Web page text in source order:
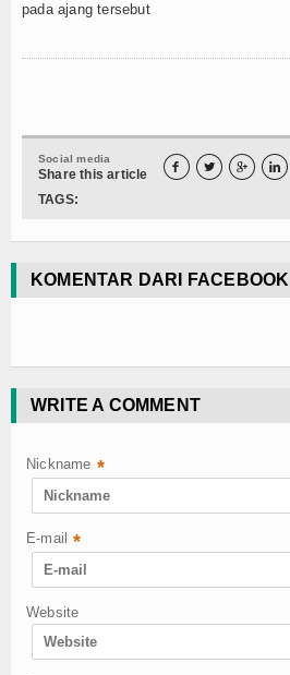
pada ajang tersebut
Social media
Share this article    
TAGS:
KOMENTAR DARI FACEBOOK
WRITE A COMMENT
Nickname *
E-mail *
Website